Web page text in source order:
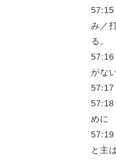
57:15
み／
る。
57:16
がな
57:17
57:18
めに
57:19
と主